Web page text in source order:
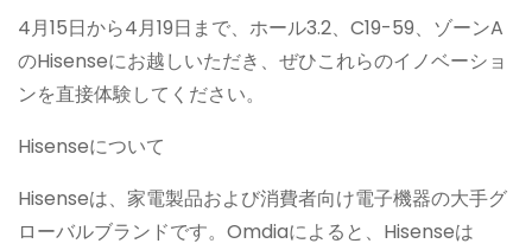
4月15日から4月19日まで、ホール3.2、C19-59、ゾーンA
のHisenseにお越しいただき、ぜひこれらのイノベーショ
ンを直接体験してください。
Hisenseについて
Hisenseは、家電製品および消費者向け電子機器の大手グ
ローバルブランドです。Omdiaによると、Hisenseは